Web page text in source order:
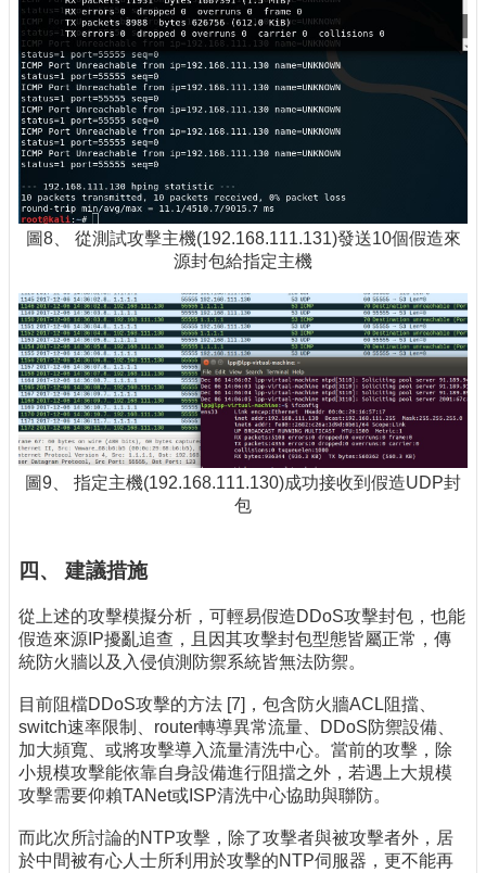
圖8、 從測試攻擊主機(192.168.111.131)發送10個假造來
源封包給指定主機
圖9、 指定主機(192.168.111.130)成功接收到假造UDP封
包
四、 建議措施
從上述的攻擊模擬分析，可輕易假造DDoS攻擊封包，也能
假造來源IP擾亂追查，且因其攻擊封包型態皆屬正常，傳
統防火牆以及入侵偵測防禦系統皆無法防禦。
目前阻檔DDoS攻擊的方法 [7]，包含防火牆ACL阻擋、
switch速率限制、router轉導異常流量、DDoS防禦設備、
加大頻寬、或將攻擊導入流量清洗中心。當前的攻擊，除
小規模攻擊能依靠自身設備進行阻擋之外，若遇上大規模
攻擊需要仰賴TANet或ISP清洗中心協助與聯防。
而此次所討論的NTP攻擊，除了攻擊者與被攻擊者外，居
於中間被有心人士所利用於攻擊的NTP伺服器，更不能再